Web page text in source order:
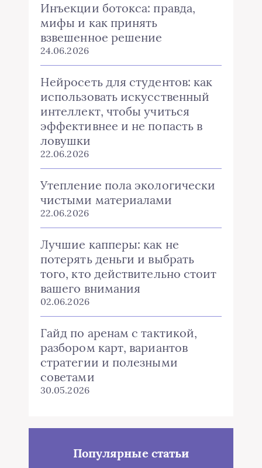
Инъекции ботокса: правда,
мифы и как принять
взвешенное решение
24.06.2026
Нейросеть для студентов: как
использовать искусственный
интеллект, чтобы учиться
эффективнее и не попасть в
ловушки
22.06.2026
Утепление пола экологически
чистыми материалами
22.06.2026
Лучшие капперы: как не
потерять деньги и выбрать
того, кто действительно стоит
вашего внимания
02.06.2026
Гайд по аренам с тактикой,
разбором карт, вариантов
стратегии и полезными
советами
30.05.2026
Популярные статьи